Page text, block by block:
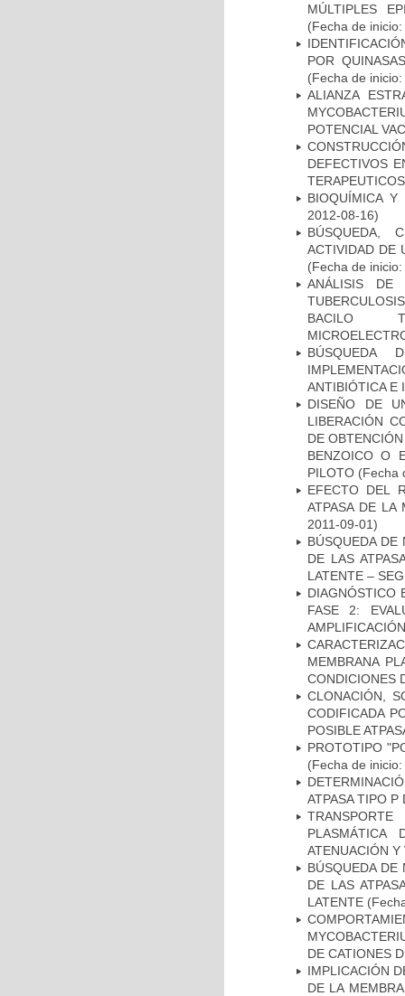
MÚLTIPLES
(Fecha de
POR
(Fecha de
ALIANZA
POTENCIAL
DEFECTIVOS
BIOQUÍMICA Y
2012-08-16)
BÚSQUEDA,
ACTIVIDAD DE
(Fecha de
ANÁLISIS DE
BACILO
BÚSQUEDA
ANTIBIÓTICA E
DISEÑO DE
LIBERACIÓN
DE
BENZOICO O
PILOTO (Fecha
EFECTO DEL
ATPASA DE LA
2011-09-01)
BÚSQUEDA DE
DE LAS
LATENTE –
DIAGNÓSTICO
FASE 2:
MEMBRANA
CONDICIONES
CLONACIÓN,
CODIFICADA
POSIBLE
PROTOTIPO
(Fecha de
ATPASA TIPO
PLASMÁTICA
ATENUACIÓN Y
BÚSQUEDA DE
DE LAS
LATENTE
DE CATIONES
IMPLICACIÓN
DE LA